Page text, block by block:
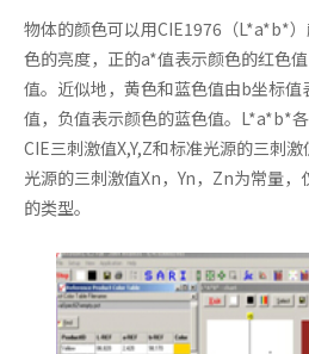
物体的颜色可以用CIE1976（L*a*b*
色的亮度，正的a*值表示颜色的红色
值。近似地，黄色和蓝色值由b坐标
值，负值表示颜色的蓝色值。L*a*b*
CIE三刺激值X,Y,Z和标准光源的三刺
光源的三刺激值Xn，Yn，Zn为常量
的类型。